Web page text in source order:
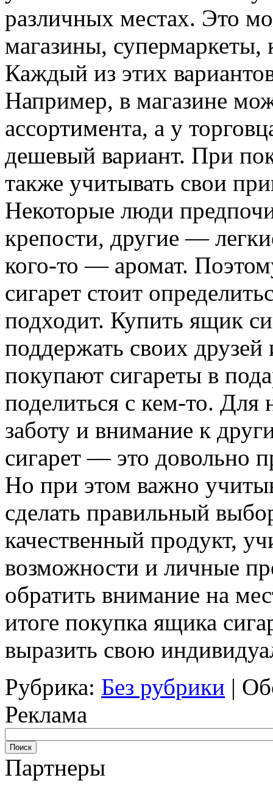
различных местах. Это
магазины, супермаркеты,
Каждый из этих
Например, в магазине
ассортимента, а у
дешевый вариант. При
также учитывать свои
Некоторые люди
крепости, другие —
кого-то — аромат.
сигарет стоит
подходит. Купить ящик
поддержать своих
покупают сигареты в
поделиться с кем-то. Для
заботу и внимание к
сигарет — это довольно
Но при этом важно
сделать правильный
качественный продукт,
возможности и личные
обратить внимание на
итоге покупка ящика
выразить свою
Рубрика: Без рубрики |
Реклама
Партнеры